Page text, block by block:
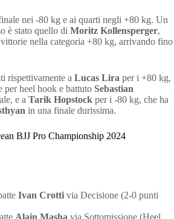
nei -80 kg e ai quarti negli +80 kg. Un
è stato quello di Moritz Kollensperger,
nella categoria +80 kg, arrivando fino
rispettivamente a Lucas Lira per i +80 kg,
per heel hook e battuto Sebastian
e a Tarik Hopstock per i -80 kg, che ha
in una finale durissima.
BJJ Pro Championship 2024
Ivan Crotti via Decisione (2-0 punti